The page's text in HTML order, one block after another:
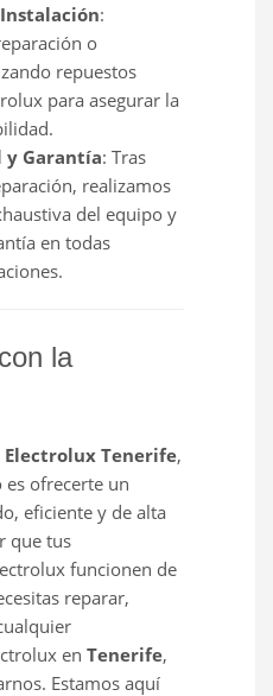
:
o
repuestos
para asegurar la
y Garantía: Tras
realizamos
del equipo y
en todas
la
Electrolux Tenerife,
ofrecerte un
eficiente y de alta
que tus
funcionen de
reparar,
en Tenerife,
Estamos aquí